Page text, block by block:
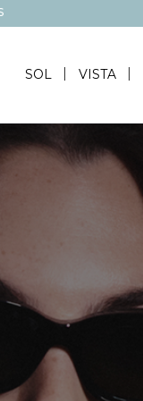
SOL VISTA